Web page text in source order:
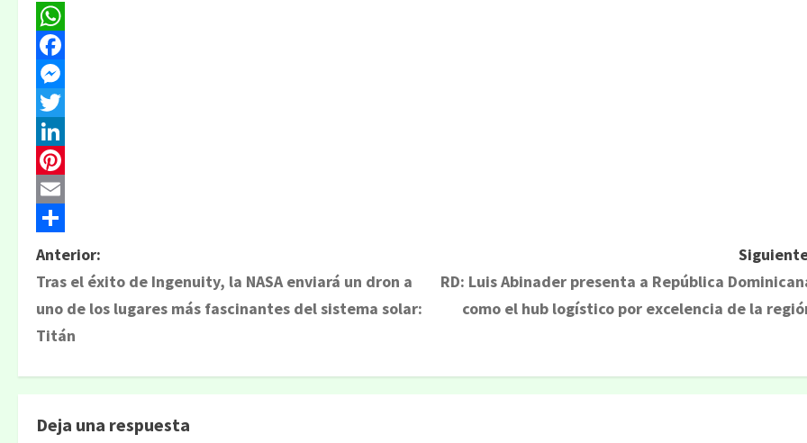
WhatsApp
Facebook
Messenger
Twitter
LinkedIn
Pinterest
Email
Compartir
Anterior:
Tras el éxito de Ingenuity, la NASA enviará un dron a
uno de los lugares más fascinantes del sistema solar:
Titán
RD: Luis Abinader presenta a República
como el hub logístico por excelencia de la
Deja una respuesta